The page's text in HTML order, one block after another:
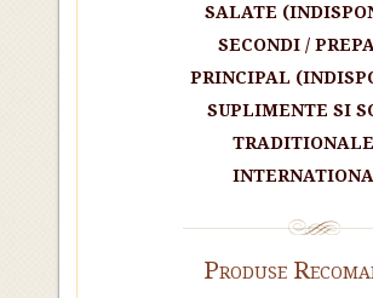
SALATE
SECONDI /
PRINCIPAL
SUPLIMENTE SI
Produse